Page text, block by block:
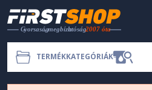
TERMÉKKATEGÓRIÁK